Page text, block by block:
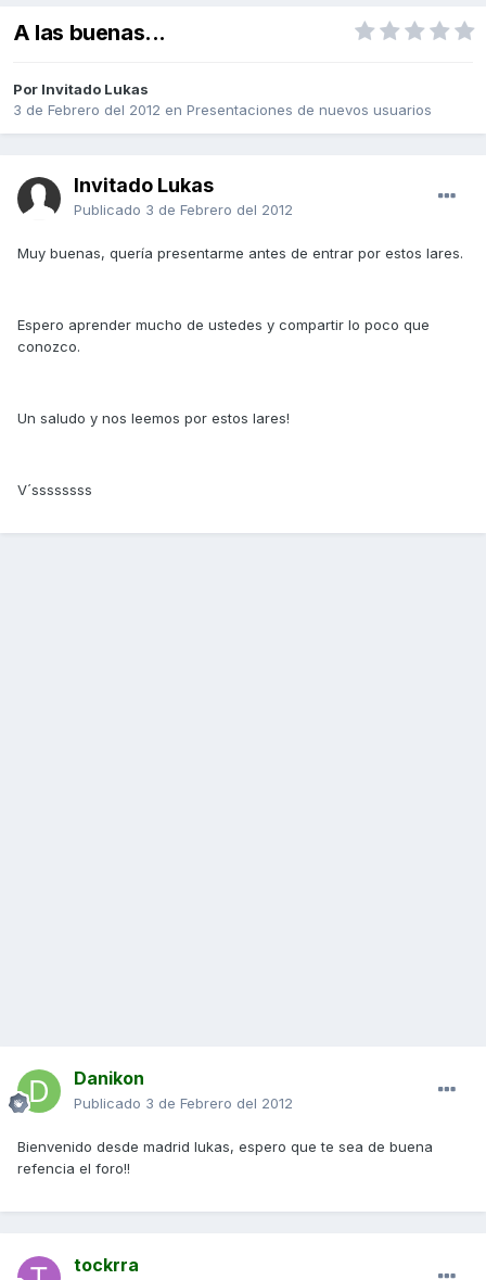
A las buenas...
Por Invitado Lukas
3 de Febrero del 2012 en Presentaciones de nuevos usuarios
Invitado Lukas
Publicado 3 de Febrero del 2012
Muy buenas, quería presentarme antes de entrar por estos lares.
Espero aprender mucho de ustedes y compartir lo poco que
conozco.
Un saludo y nos leemos por estos lares!
V´ssssssss
Danikon
Publicado 3 de Febrero del 2012
Bienvenido desde madrid lukas, espero que te sea de buena
refencia el foro!!
tockrra